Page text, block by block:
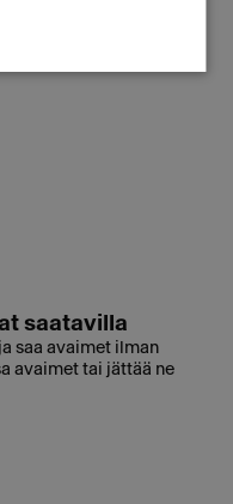
saatavilla
saa avaimet ilman
avaimet tai jättää ne